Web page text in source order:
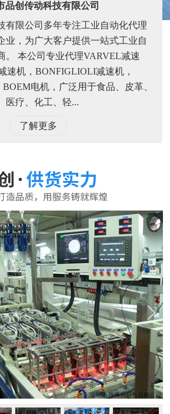
品创传动科技有限公司
有限公司多年专注工业自动化代理
业，为广大客户提供一站式工业自
。 本公司专业代理VARVEL减速
速机，BONFIGLIOLI减速机，
电机，广泛用于食品、皮革、
医疗、化工、轻...
了解更多